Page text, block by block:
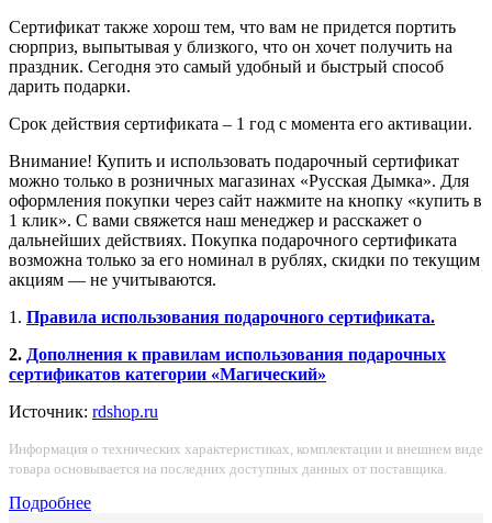
Сертификат также хорош тем, что вам не придется портить
сюрприз, выпытывая у близкого, что он хочет получить на
праздник. Сегодня это самый удобный и быстрый способ
дарить подарки.
Срок действия сертификата – 1 год с момента его активации.
Внимание! Купить и использовать подарочный сертификат
можно только в розничных магазинах «Русская Дымка». Для
оформления покупки через сайт нажмите на кнопку «купить в
1 клик». С вами свяжется наш менеджер и расскажет о
дальнейших действиях. Покупка подарочного сертификата
возможна только за его номинал в рублях, скидки по текущим
акциям — не учитываются.
1. Правила использования подарочного сертификата.
2. Дополнения к правилам использования подарочных
сертификатов категории «Магический»
Источник: rdshop.ru
Информация о технических характеристиках, комплектации и внешнем виде
товара основывается на последних доступных данных от поставщика.
Подробнее